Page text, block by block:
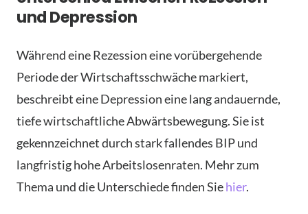
und Depression
Während eine Rezession eine vorübergehende
Periode der Wirtschaftsschwäche markiert,
beschreibt eine Depression eine lang andauernde,
tiefe wirtschaftliche Abwärtsbewegung. Sie ist
gekennzeichnet durch stark fallendes BIP und
langfristig hohe Arbeitslosenraten. Mehr zum
Thema und die Unterschiede finden Siehier.